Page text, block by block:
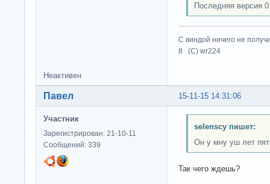
Последняя версия
С виндой ничего не
8 (C) wr224
Неактивен
15-11-15 14:31:06
Павел
Участник
Зарегистрирован: 21-10-11
Сообщений: 339
selenscy пишет:
Он у мну уш лет
Так чего ждешь?